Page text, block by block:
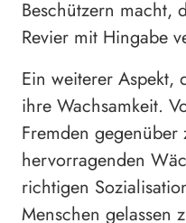
Beschützern macht,
Revier mit Hingabe
Ein weiterer Aspekt,
ihre Wachsamkeit.
Fremden
hervorragenden
richtigen
Menschen gelassen